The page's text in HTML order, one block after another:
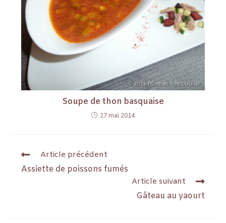
Soupe de thon basquaise
27 mai 2014
Article précédent
Assiette de poissons fumés
Article suivant
Gâteau au yaourt